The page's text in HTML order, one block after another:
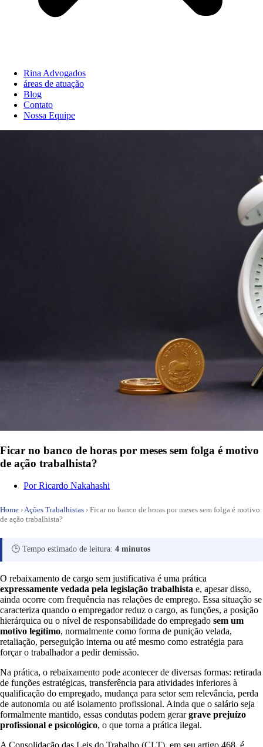
Rina Advogados
áreas de atuação
Blog
Contato
Nossa Equipe
Ficar no banco de horas por meses sem folga é motivo
de ação trabalhista?
PorRicardo Nakahashi
Home ›Ações Trabalhistas › Ficar no banco de horas por meses sem folga é motivo
de ação trabalhista?
🕒 Tempo estimado de leitura: 4 minutos
O rebaixamento de cargo sem justificativa é uma prática
expressamente vedada pela legislação trabalhista e, apesar disso,
ainda ocorre com frequência nas relações de emprego. Essa situação se
caracteriza quando o empregador reduz o cargo, as funções, a posição
hierárquica ou o nível de responsabilidade do empregado sem um
motivo legítimo, normalmente como forma de punição velada,
retaliação, perseguição interna ou até mesmo como estratégia para
forçar o trabalhador a pedir demissão.
Na prática, o rebaixamento pode acontecer de diversas formas: retirada
de funções estratégicas, transferência para atividades inferiores à
qualificação do empregado, mudança para setor sem relevância, perda
de autonomia ou até isolamento profissional. Ainda que o salário seja
formalmente mantido, essas condutas podem gerargrave prejuízo
profissional e psicológico, o que torna a prática ilegal.